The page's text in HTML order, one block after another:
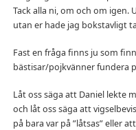
Tack alla ni, om och om igen.
utan er hade jag bokstavligt
Fast en fråga finns ju som
bästisar/pojkvänner fundera
Låt oss säga att Daniel lekte
och låt oss säga att
på bara var på ”låtsas” eller